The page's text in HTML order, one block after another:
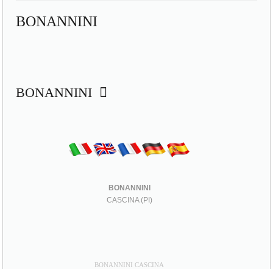
BONANNINI
BONANNINI
BONANNINI
CASCINA (PI)
BONANNINI CASCINA